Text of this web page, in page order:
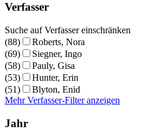
Verfasser
Suche auf Verfasser einschränken
(88)
Roberts, Nora
(69)
Siegner, Ingo
(58)
Pauly, Gisa
(53)
Hunter, Erin
(51)
Blyton, Enid
Mehr Verfasser-Filter anzeigen
Jahr